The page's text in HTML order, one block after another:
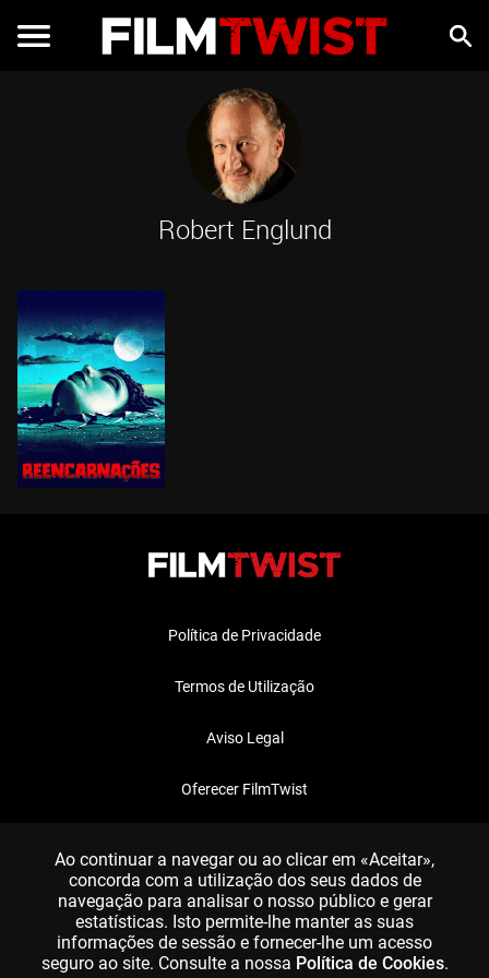
Robert Englund
Política de Privacidade
Termos de Utilização
Aviso Legal
Oferecer FilmTwist
Ao continuar a navegar ou ao clicar em «Aceitar»,
concorda com a utilização dos seus dados de
navegação para analisar o nosso público e gerar
estatísticas. Isto permite-lhe manter as suas
informações de sessão e fornecer-lhe um acesso
seguro ao site. Consulte a nossa Política de Cookies.